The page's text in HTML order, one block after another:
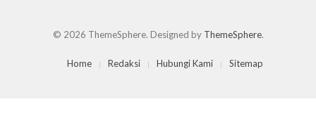
© 2026 ThemeSphere. Designed by ThemeSphere.
Home Redaksi Hubungi Kami Sitemap